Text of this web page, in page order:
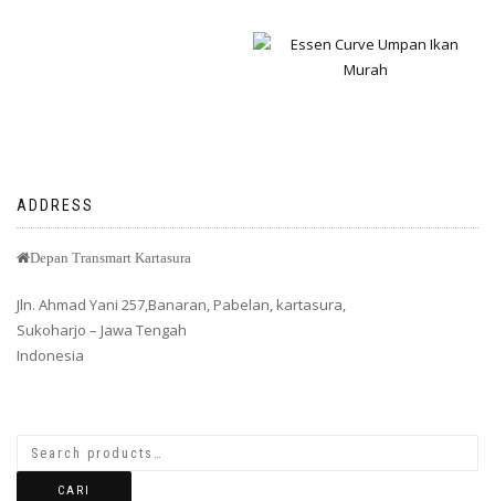
ADDRESS
Depan Transmart Kartasura
Jln. Ahmad Yani 257,Banaran, Pabelan, kartasura,
Sukoharjo – Jawa Tengah
Indonesia
CARI